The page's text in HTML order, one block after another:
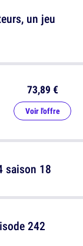
73,89 €
Voir l'offre
242
un jeu
saison 18